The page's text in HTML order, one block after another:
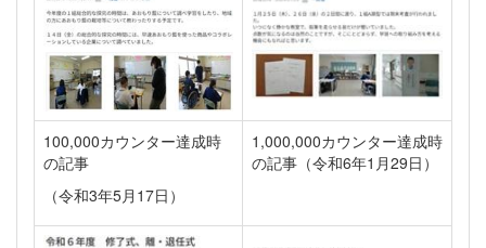
100,000カウンター達成時
の記事
（令和3年5月17日）
1,000,000カウンター達成時
の記事（令和6年1月29日）